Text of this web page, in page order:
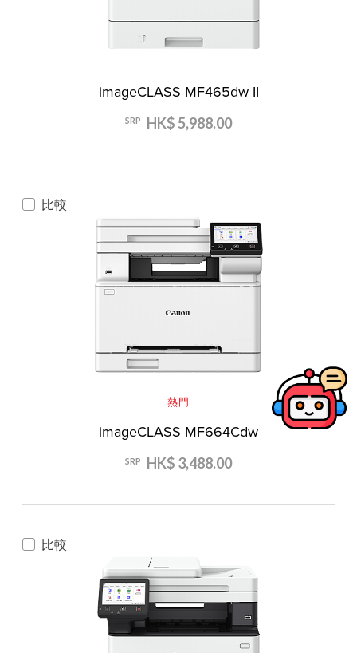
imageCLASS MF465dw II
SRP HK$ 5,988.00
比較
熱門
imageCLASS MF664Cdw
SRP HK$ 3,488.00
比較